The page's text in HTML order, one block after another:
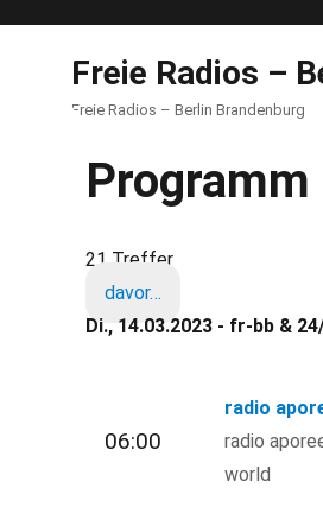
Freie Radios –
Freie Radios – Berlin Brandenburg
Programm
21 Treffer
davor…
Di., 14.03.2023 - fr-bb &
06:00
radio
radio
world